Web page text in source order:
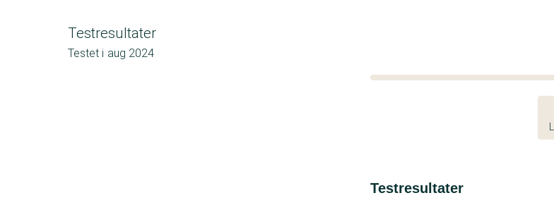
Testresultater
Testet i aug 2024
Testresultater